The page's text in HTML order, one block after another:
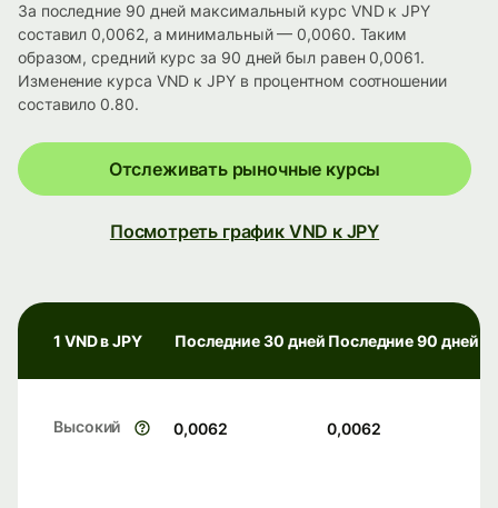
За последние 90 дней максимальный курс VND к JPY
составил 0,0062, а минимальный — 0,0060. Таким
образом, средний курс за 90 дней был равен 0,0061.
Изменение курса VND к JPY в процентном соотношении
составило 0.80.
Отслеживать рыночные курсы
Посмотреть график VND к JPY
1 VND в JPY Последние 30 дней Последние 90 дней
Высокий 0,0062 0,0062